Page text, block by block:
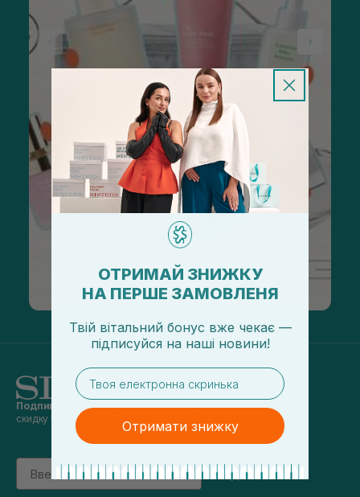
Подпишись на наши новостии получай
скидку 5% на первый заказ
Email
підписатись
ОТРИМАЙ ЗНИЖКУ
НА ПЕРШЕ ЗАМОВЛЕНЯ
Твій вітальний бонус вже чекає —
підписуйся на наші новини!
email
Отримати знижку